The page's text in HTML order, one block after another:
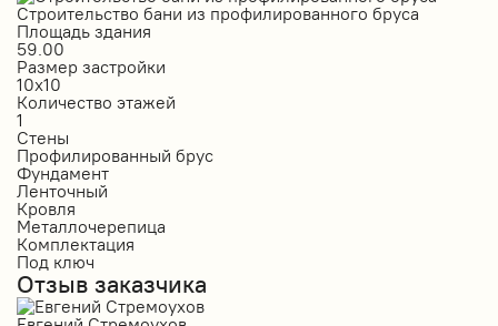
Строительство бани из профилированного бруса
Площадь здания
59.00
Размер застройки
10х10
Количество этажей
1
Стены
Профилированный брус
Фундамент
Ленточный
Кровля
Металлочерепица
Комплектация
Под ключ
Отзыв заказчика